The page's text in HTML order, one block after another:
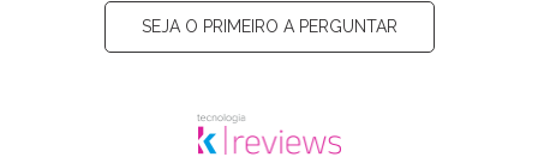
SEJA O PRIMEIRO A PERGUNTAR